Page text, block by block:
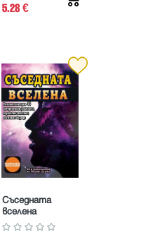
5.28€
Съседната
вселена